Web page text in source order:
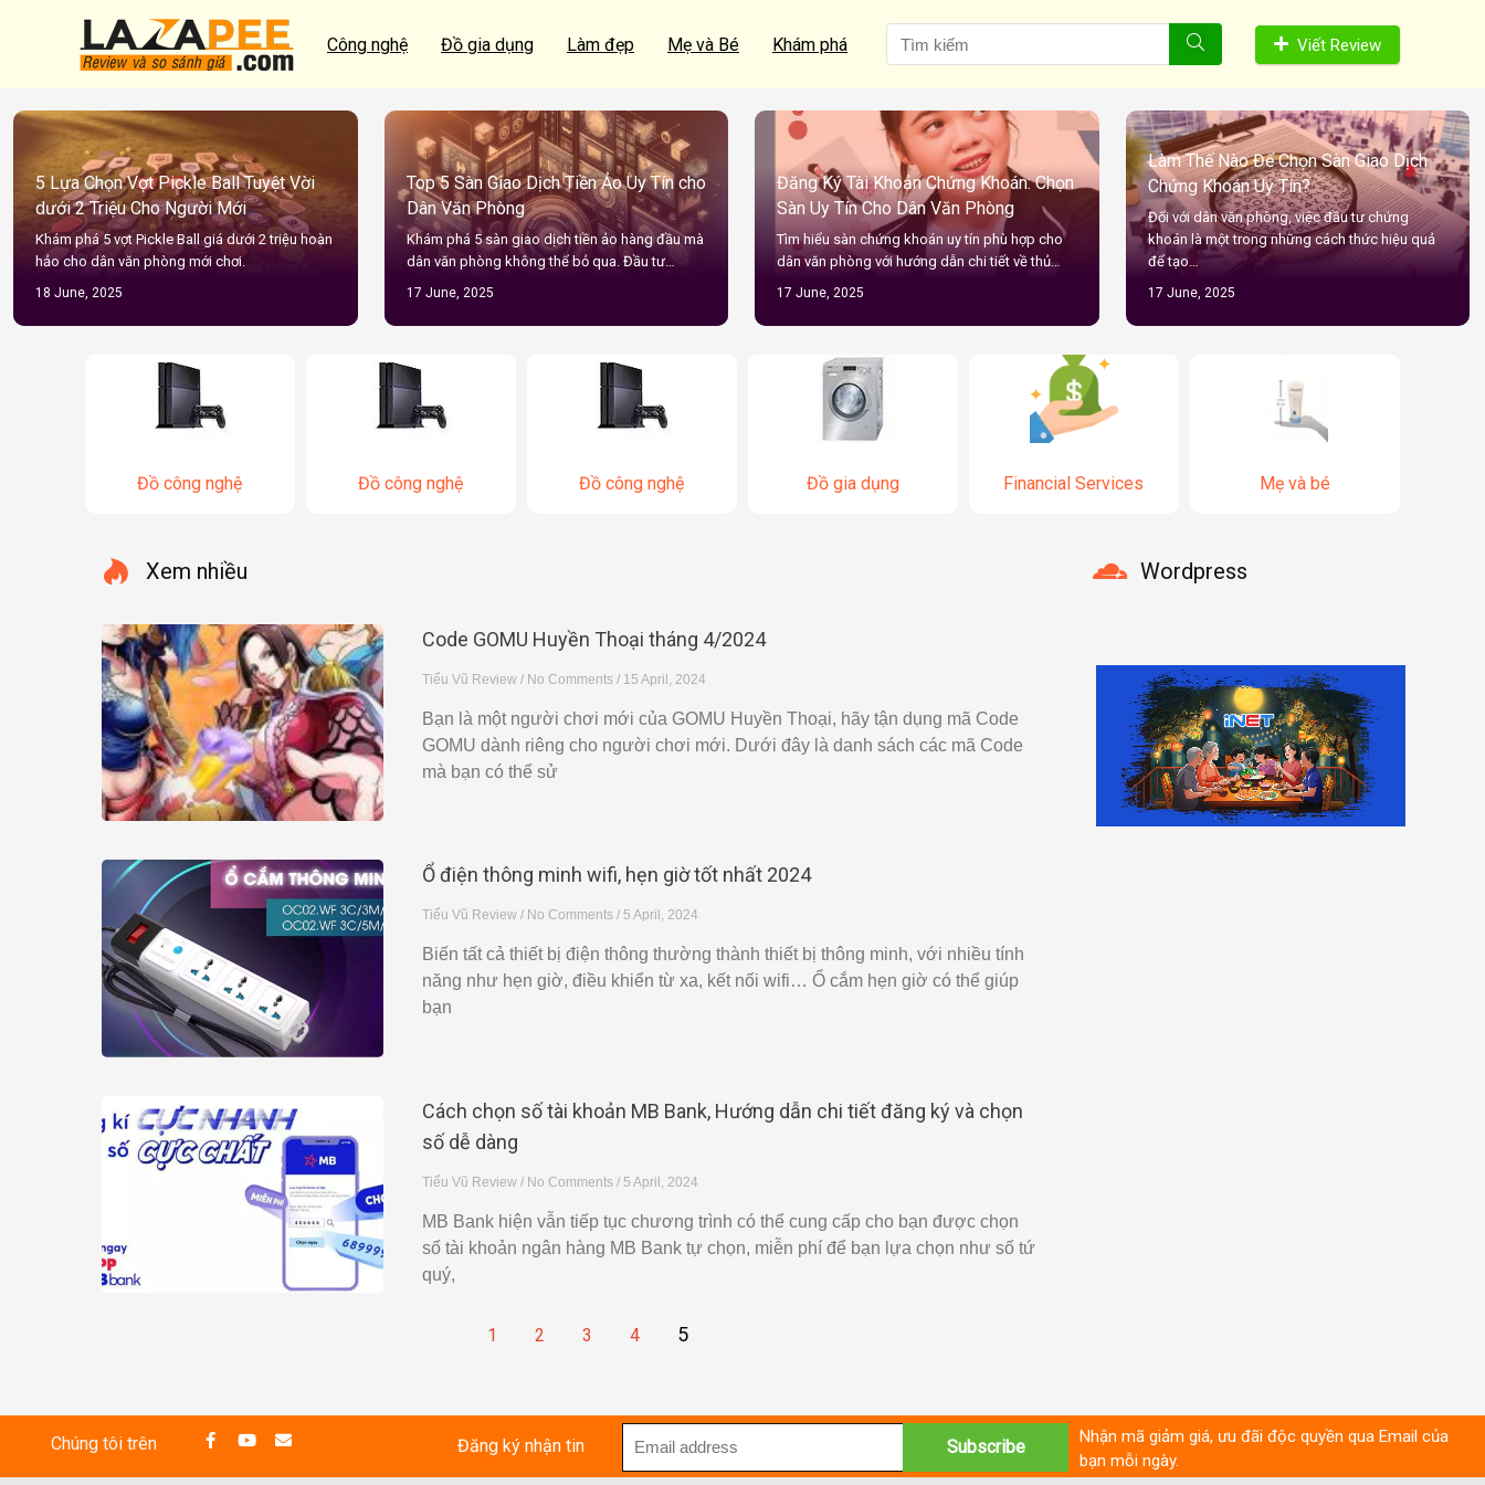
Công nghệ Đồ gia dụng Làm đẹp Mẹ và Bé Khám phá Viết Review
5 Lựa Chọn Vợt Pickle Ball Tuyệt Vời
dưới 2 Triệu Cho Người Mới
Khám phá 5 vợt Pickle Ball giá dưới 2 triệu hoàn
hảo cho dân văn phòng mới chơi.
18 June, 2025
Top 5 Sàn Giao Dịch Tiền Ảo Uy Tín cho
Dân Văn Phòng
Khám phá 5 sàn giao dịch tiền ảo hàng đầu mà
dân văn phòng không thể bỏ qua. Đầu tư…
17 June, 2025
Đăng Ký Tài Khoản Chứng Khoán: Chọn
Sàn Uy Tín Cho Dân Văn Phòng
Tìm hiểu sàn chứng khoán uy tín phù hợp cho
dân văn phòng với hướng dẫn chi tiết về thủ…
17 June, 2025
Làm Thế Nào Để Chọn Sàn Giao Dịch
Chứng Khoán Uy Tín?
Đối với dân văn phòng, việc đầu tư chứng
khoán là một trong những cách thức hiệu quả
để tạo…
17 June, 2025
Đồ công nghệ Đồ công nghệ Đồ công nghệ Đồ gia dụng Financial Services Mẹ và bé
Xem nhiều
Code GOMU Huyền Thoại tháng 4/2024
Tiểu Vũ Review No Comments 15 April, 2024
Bạn là một người chơi mới của GOMU Huyền Thoại, hãy tận dụng mã Code
GOMU dành riêng cho người chơi mới. Dưới đây là danh sách các mã Code
mà bạn có thể sử
Ổ điện thông minh wifi, hẹn giờ tốt nhất 2024
Tiểu Vũ Review No Comments 5 April, 2024
Biến tất cả thiết bị điện thông thường thành thiết bị thông minh, với nhiều tính
năng như hẹn giờ, điều khiển từ xa, kết nối wifi… Ổ cắm hẹn giờ có thể giúp
bạn
Cách chọn số tài khoản MB Bank, Hướng dẫn chi tiết đăng ký và chọn
số dễ dàng
Tiểu Vũ Review No Comments 5 April, 2024
MB Bank hiện vẫn tiếp tục chương trình có thể cung cấp cho bạn được chọn
số tài khoản ngân hàng MB Bank tự chọn, miễn phí để bạn lựa chọn như số tứ
quý,
1 2 3 4 5
Wordpress
Chúng tôi trên Đăng ký nhận tin
Nhận mã giảm giá, ưu đãi độc quyền qua Email của
bạn mỗi ngày.